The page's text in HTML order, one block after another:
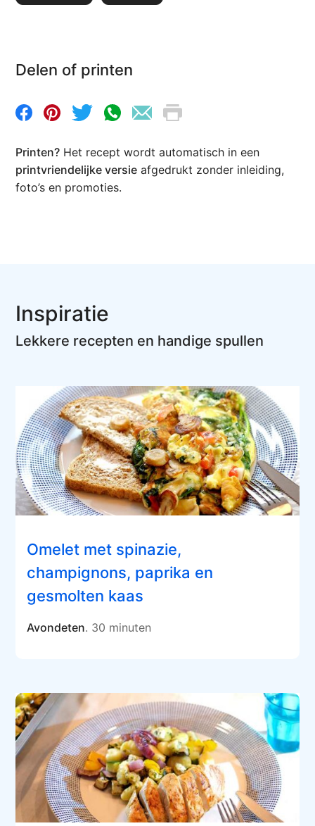
Delen of printen
Printen? Het recept wordt automatisch in een
printvriendelijke versie afgedrukt zonder inleiding,
foto’s en promoties.
Inspiratie
Lekkere recepten en handige spullen
Omelet met spinazie,
champignons, paprika en
gesmolten kaas
Avondeten. 30 minuten